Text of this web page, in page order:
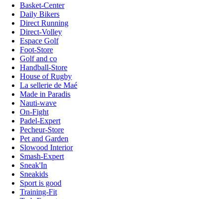
Basket-Center
Daily Bikers
Direct Running
Direct-Volley
Espace Golf
Foot-Store
Golf and co
Handball-Store
House of Rugby
La sellerie de Maé
Made in Paradis
Nauti-wave
On-Fight
Padel-Expert
Pecheur-Store
Pet and Garden
Slowood Interior
Smash-Expert
Sneak'In
Sneakids
Sport is good
Training-Fit